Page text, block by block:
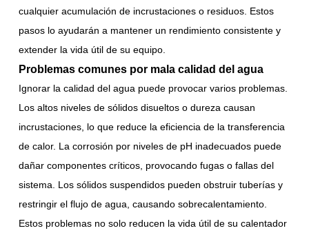
cualquier acumulación de incrustaciones o residuos. Estos
pasos lo ayudarán a mantener un rendimiento consistente y
extender la vida útil de su equipo.
Problemas comunes por mala calidad del agua
Ignorar la calidad del agua puede provocar varios problemas.
Los altos niveles de sólidos disueltos o dureza causan
incrustaciones, lo que reduce la eficiencia de la transferencia
de calor. La corrosión por niveles de pH inadecuados puede
dañar componentes críticos, provocando fugas o fallas del
sistema. Los sólidos suspendidos pueden obstruir tuberías y
restringir el flujo de agua, causando sobrecalentamiento.
Estos problemas no solo reducen la vida útil de su calentador